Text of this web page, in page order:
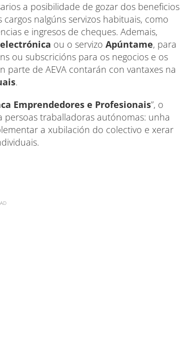
a posibilidade de gozar dos beneficios
cargos nalgúns servizos habituais, como
e ingresos de cheques. Ademais,
ou o servizo Apúntame, para
ou subscricións para os negocios e os
parte de AEVA contarán con vantaxes na
.
Emprendedores e Profesionais”, o
traballadoras autónomas: unha
a xubilación do colectivo e xerar